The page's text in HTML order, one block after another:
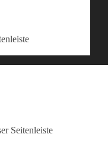
Seitenleiste